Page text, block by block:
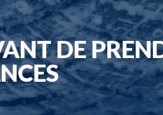
DE